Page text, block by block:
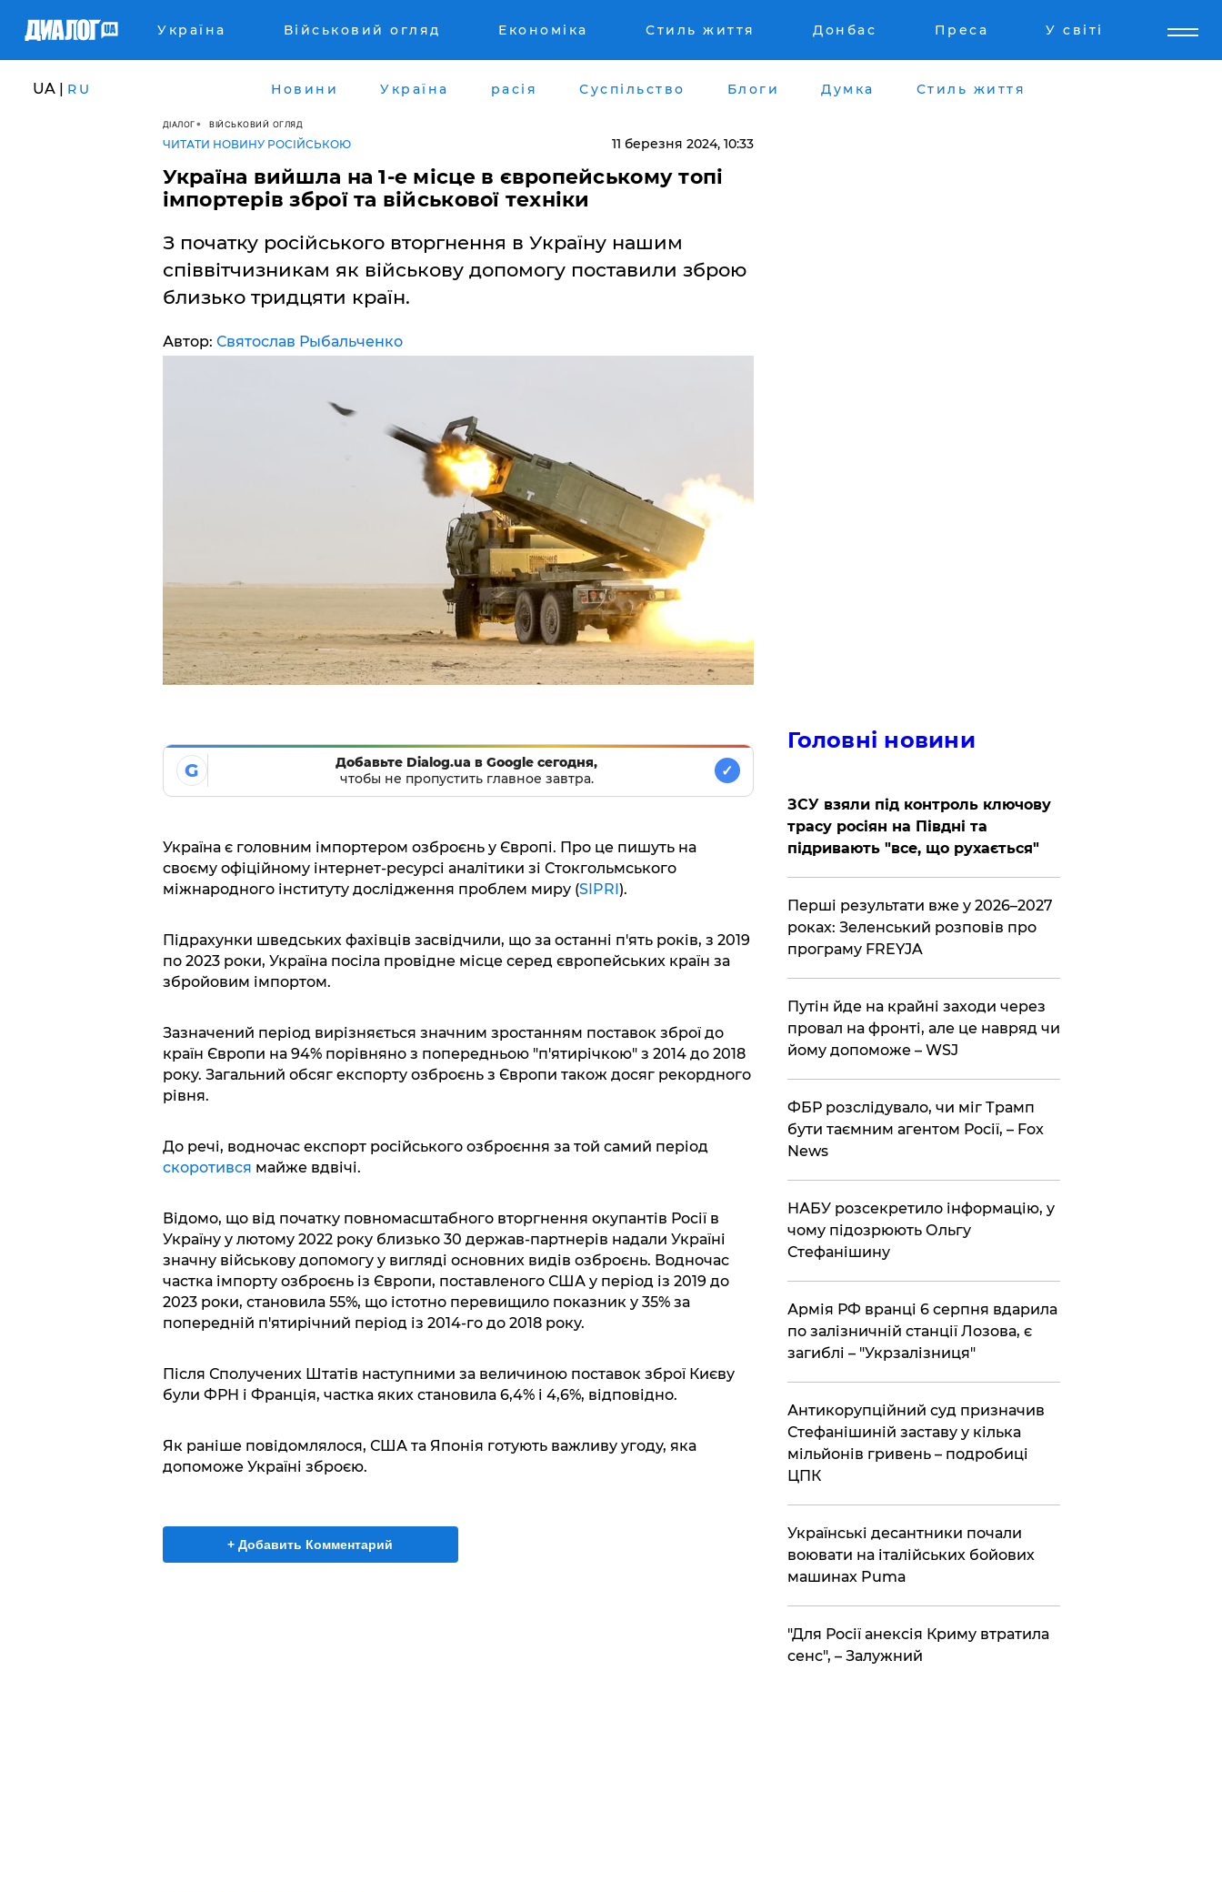
Україна Військовий огляд Економіка Стиль життя Донбас Преса У світі
UA | RU Новини Україна расія Суспільство Блоги Думка Стиль життя
ДІАЛОГ ВІЙСЬКОВИЙ ОГЛЯД
ЧИТАТИ НОВИНУ РОСІЙСЬКОЮ 11 березня 2024, 10:33
Україна вийшла на 1-е місце в європейському топі
імпортерів зброї та військової техніки
З початку російського вторгнення в Україну нашим
співвітчизникам як військову допомогу поставили зброю
близько тридцяти країн.
Автор: Святослав Рыбальченко
G
Добавьте Dialog.ua в Google сегодня,
чтобы не пропустить главное завтра.
✓
Україна є головним імпортером озброєнь у Європі. Про це пишуть на
своєму офіційному інтернет-ресурсі аналітики зі Стокгольмського
міжнародного інституту дослідження проблем миру (SIPRI).
Підрахунки шведських фахівців засвідчили, що за останні п'ять років, з 2019
по 2023 роки, Україна посіла провідне місце серед європейських країн за
збройовим імпортом.
Зазначений період вирізняється значним зростанням поставок зброї до
країн Європи на 94% порівняно з попередньою "п'ятирічкою" з 2014 до 2018
року. Загальний обсяг експорту озброєнь з Європи також досяг рекордного
рівня.
До речі, водночас експорт російського озброєння за той самий період
скоротився майже вдвічі.
Відомо, що від початку повномасштабного вторгнення окупантів Росії в
Україну у лютому 2022 року близько 30 держав-партнерів надали Україні
значну військову допомогу у вигляді основних видів озброєнь. Водночас
частка імпорту озброєнь із Європи, поставленого США у період із 2019 до
2023 роки, становила 55%, що істотно перевищило показник у 35% за
попередній п'ятирічний період із 2014-го до 2018 року.
Після Сполучених Штатів наступними за величиною поставок зброї Києву
були ФРН і Франція, частка яких становила 6,4% і 4,6%, відповідно.
Як раніше повідомлялося, США та Японія готують важливу угоду, яка
допоможе Україні зброєю.
+ Добавить Комментарий
Головні новини
ЗСУ взяли під контроль ключову
трасу росіян на Півдні та
підривають "все, що рухається"
Перші результати вже у 2026–2027
роках: Зеленський розповів про
програму FREYJA
Путін йде на крайні заходи через
провал на фронті, але це навряд чи
йому допоможе – WSJ
ФБР розслідувало, чи міг Трамп
бути таємним агентом Росії, – Fox
News
НАБУ розсекретило інформацію, у
чому підозрюють Ольгу
Стефанішину
Армія РФ вранці 6 серпня вдарила
по залізничній станції Лозова, є
загиблі – "Укрзалізниця"
Антикорупційний суд призначив
Стефанішиній заставу у кілька
мільйонів гривень – подробиці
ЦПК
Українські десантники почали
воювати на італійських бойових
машинах Puma
"Для Росії анексія Криму втратила
сенс", – Залужний